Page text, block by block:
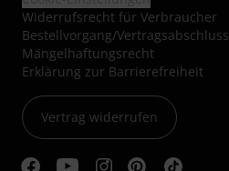
Widerrufsrecht für Verbraucher
Bestellvorgang/Vertragsabschluss
Mängelhaftungsrecht
Erklärung zur Barrierefreiheit
Vertrag widerrufen